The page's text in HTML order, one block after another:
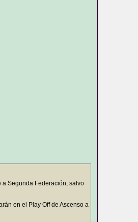
Segunda Federación, salvo
en el Play Off de Ascenso a